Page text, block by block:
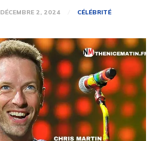
DÉCEMBRE 2, 2024 CÉLÉBRITÉ